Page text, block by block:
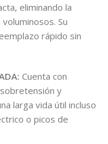
eliminando la
Su
rápido sin
Cuenta con
y
larga vida útil incluso
o picos de